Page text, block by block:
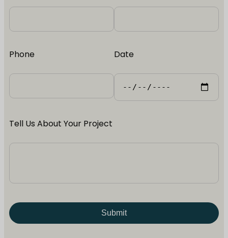
Phone Date
Tell Us About Your Project